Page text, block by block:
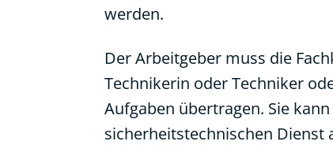
werden.
Der Arbeitgeber muss die
Technikerin oder Techniker
Aufgaben übertragen. Sie
sicherheitstechnischen Dienst